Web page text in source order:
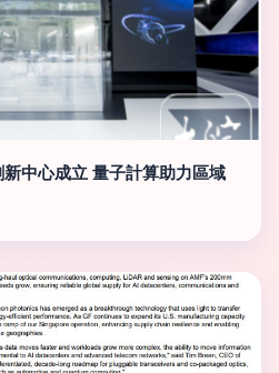
中心成立 量子計算助力區域